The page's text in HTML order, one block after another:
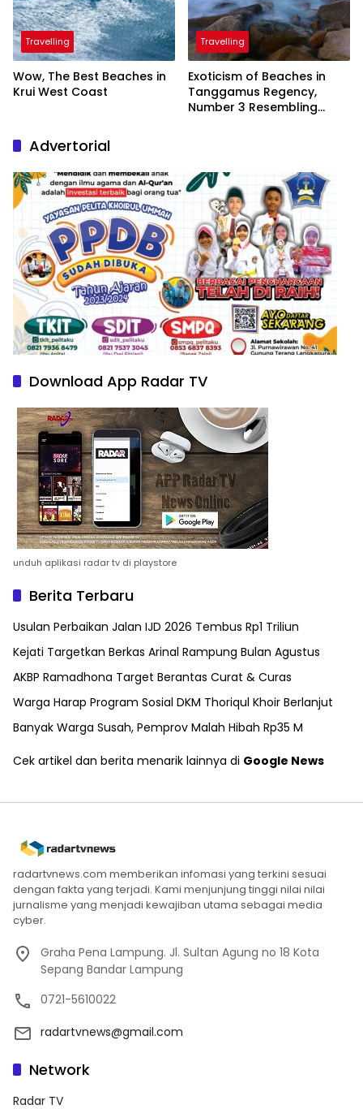
Travelling
Wow, The Best Beaches in
Krui West Coast
Travelling
Exoticism of Beaches in
Tanggamus Regency,
Number 3 Resembling
Advertorial
Download App Radar TV
unduh aplikasi radar tv di playstore
Berita Terbaru
Usulan Perbaikan Jalan IJD 2026 Tembus Rp1 Triliun
Kejati Targetkan Berkas Arinal Rampung Bulan Agustus
AKBP Ramadhona Target Berantas Curat & Curas
Warga Harap Program Sosial DKM Thoriqul Khoir Berlanjut
Banyak Warga Susah, Pemprov Malah Hibah Rp35 M
Cek artikel dan berita menarik lainnya di Google News
radartvnews.com memberikan infomasi yang terkini sesuai
dengan fakta yang terjadi. Kami menjunjung tinggi nilai nilai
jurnalisme yang menjadi kewajiban utama sebagai media
cyber.
Graha Pena Lampung. Jl. Sultan Agung no 18 Kota
Sepang Bandar Lampung
0721-5610022
radartvnews@gmail.com
Network
Radar TV